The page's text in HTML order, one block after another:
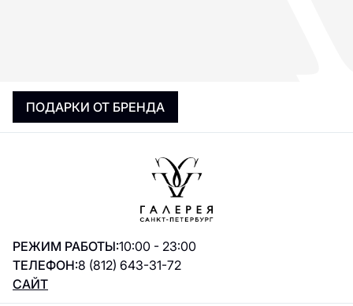
ПОДАРКИ ОТ БРЕНДА
РЕЖИМ РАБОТЫ:10:00 - 23:00
ТЕЛЕФОН:8 (812) 643-31-72
САЙТ